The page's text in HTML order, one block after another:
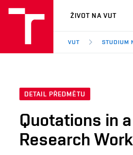
VUT
ŽIVOT NA VUT
VUT STUDIUM
DETAIL PŘEDMĚTU
Quotations in a
Research Work